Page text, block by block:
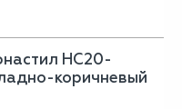
НС20-
коричневый